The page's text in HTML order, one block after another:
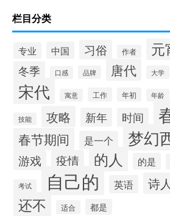
栏目分类
专业 中国 习俗 作者 元
冬季 口感 品牌 唐代 大学
宋代 寓意 工作 年初 年龄
技能 攻略 新年 时间
春节期间 是一个 梦幻
游戏 疫情 的人 的是
考试 自己的 英语 诗人
还不 适合 都是